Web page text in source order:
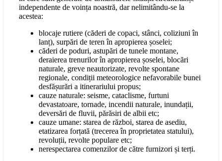
independente de voința noastră, dar nelimitându-se la
acestea:
blocaje rutiere (căderi de copaci, stânci, coliziuni în
lanț), surpări de teren în apropierea șoselei;
căderi de poduri, astupări de tunele montane,
deraierea trenurilor în apropierea șoselei, blocări
naturale, greve neautorizate, revolte spontane
regionale, condiții meteorologice nefavorabile bunei
desfășurări a itinerariului propus;
cauze naturale: seisme, cataclisme, furtuni
devastatoare, tornade, incendii naturale, inundații,
deversări de fluvii, părăsiri de albii etc;
cauze umane: starea de război, starea de asediu,
etatizarea forțată (trecerea în proprietatea statului),
revoluții, revolte populare etc;
nerespectarea comenzilor de către furnizori și terți.